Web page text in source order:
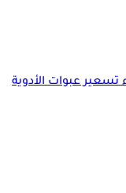
تسعير عبوات الأدوية